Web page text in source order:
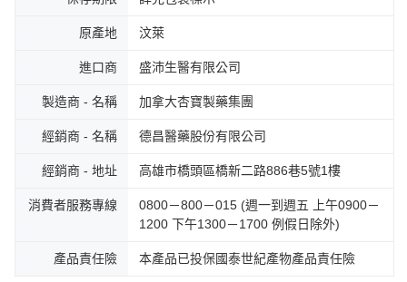
原產地 汶萊
進口商 盛沛生醫有限公司
製造商 - 名稱 加拿大杏寶製藥集團
經銷商 - 名稱 德昌醫藥股份有限公司
經銷商 - 地址 高雄市橋頭區橋新二路886巷5號1樓
消費者服務專線
0800－800－015 (週一到週五 上午0900－
1200 下午1300－1700 例假日除外)
產品責任險 本產品已投保國泰世紀產物產品責任險